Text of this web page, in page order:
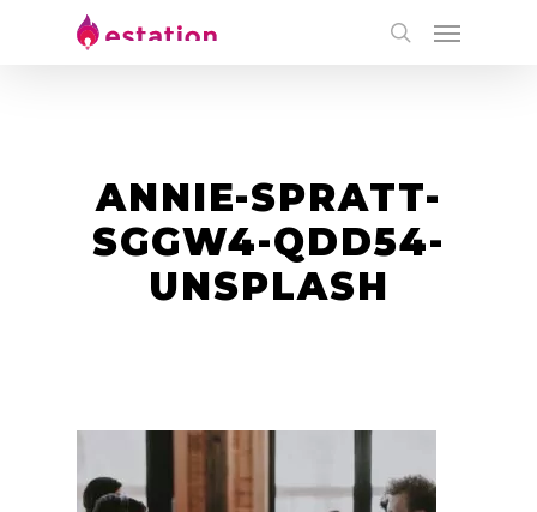
ANNIE-SPRATT-
SGGW4-QDD54-
UNSPLASH